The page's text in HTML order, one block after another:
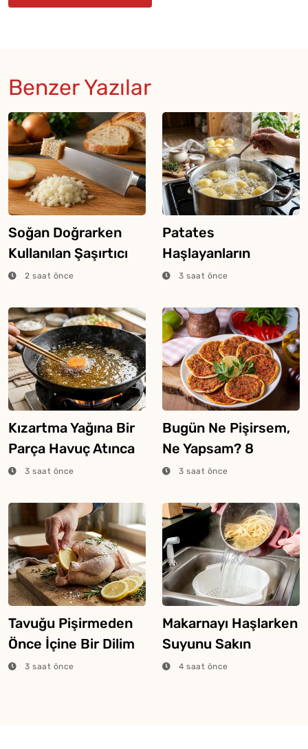
Benzer Yazılar
Soğan Doğrarken
Kullanılan Şaşırtıcı
Ekmek Tekniği
2 saat önce
Patates
Haşlayanların
Bilmesi Gereken
3 saat önce
Kızartma Yağına Bir
Parça Havuç Atınca
Ne Olur?
3 saat önce
Bugün Ne Pişirsem,
Ne Yapsam? 8
Ağustos 2026
3 saat önce
Tavuğu Pişirmeden
Önce İçine Bir Dilim
Limon Atarsanız Ne
3 saat önce
Makarnayı Haşlarken
Suyunu Sakın
Dökmeyin
4 saat önce